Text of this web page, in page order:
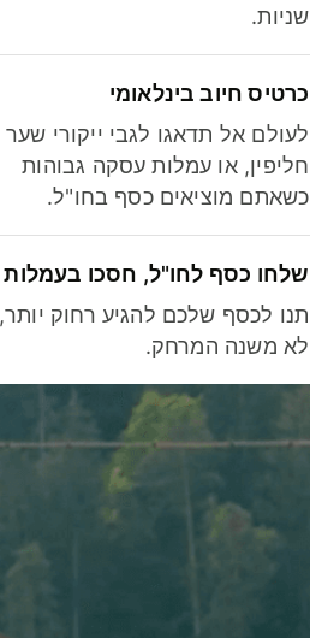
שניות.
כרטיס חיוב בינלאומי
לעולם אל תדאגו לגבי ייקורי שער
חליפין, או עמלות עסקה גבוהות
כשאתם מוציאים כסף בחו"ל.
שלחו כסף לחו"ל, חסכו בעמלות
תנו לכסף שלכם להגיע רחוק יותר,
לא משנה המרחק.